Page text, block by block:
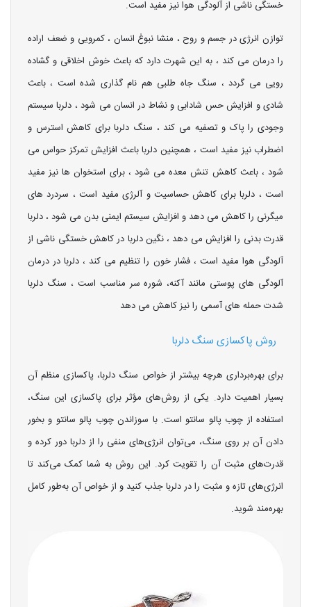
خستگی ناشی از آلودگی هوا نیز مفید است.
توازن انرژی در جسم و روح ، منشا نبوغ انسان ، کمرویی و ضعف اراده
را درمان می کند ، به این شهرت دارد که باعث خوش اخلاقی و گشاده
رویی می گردد ، سنگ جاه طلبی هم نام گذاری شده است ، باعث
شادی و افزایش حس شادابی و نشاط در انسان می شود ، دلربا سیستم
وجودی را پاک و تصفیه می کند ، سنگ دلربا برای کاهش استرس و
اضطراب نیز مفید است ، همچنین دلربا باعث افزایش تمرکز حواس می
شود ، باعث کاهش تنش معده می شود ، برای استخوان ها نیز مفید
است ، دلربا برای کاهش حساسیت و آلرژی مفید است ، سردرد های
میگرنی را کاهش می دهد و افزایش سیستم ایمنی بدن می شود ، دلربا
قدرت بدنی را افزایش می دهد ، نگین دلربا در کاهش خستگی ناشی از
آلودگی هوا مفید است ، فشار خون را تنظیم می کند ، دلربا در درمان
آلودگی های پوستی مانند آکنه، شوره سر مناسب است ، سنگ دلربا
شدت حمله های آسمی را نیز کاهش می دهد
روش پاکسازی سنگ دلربا
برای بهره‌برداری هرچه بیشتر از خواص سنگ دلربا، پاکسازی منظم آن
بسیار اهمیت دارد. یکی از روش‌های مؤثر برای پاکسازی این سنگ،
استفاده از چوب پالو سانتو است. با سوزاندن چوب پالو سانتو و بخور
دادن آن بر روی سنگ، می‌توان انرژی‌های منفی را از دلربا دور کرده و
قدرت‌های مثبت آن را تقویت کرد. این روش به شما کمک می‌کند تا
انرژی‌های تازه و مثبت را در دلربا جذب کنید و از خواص آن به‌طور کامل
بهره‌مند شوید.